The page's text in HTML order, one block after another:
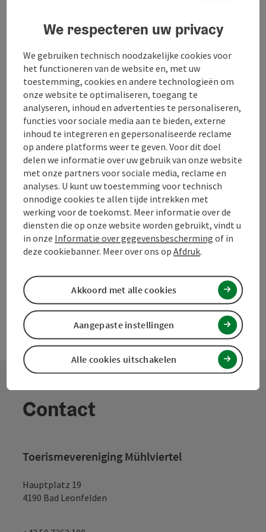
Ligging
Geschiktheid
Toegankelijkheid
Bijdrage aankruisen
Naar favorieten
PDF aanmaken
Bijdrage printen
In de buurt
Doe een suggestie
Contact
Toerismevereniging Mühlviertel
Hauptplatz 19
4190 Bad Leonfelden
We respecteren uw privacy
We gebruiken technisch noodzakelijke cookies voor
het functioneren van de website en, met uw
toestemming, cookies en andere technologieën om
onze website te optimaliseren, toegang te
analyseren, inhoud en advertenties te personaliseren,
functies voor sociale media aan te bieden, externe
inhoud te integreren en gepersonaliseerde reclame
op andere platforms weer te geven. Voor dit doel
delen we informatie over uw gebruik van onze website
met onze partners voor sociale media, reclame en
analyses. U kunt uw toestemming voor technisch
onnodige cookies te allen tijde intrekken met
werking voor de toekomst. Meer informatie over de
diensten die op onze website worden gebruikt, vindt u
in onze Informatie over gegevensbescherming of in
deze cookiebanner. Meer over ons opAfdruk.
Alle cookies uitschakelen
Aangepaste instellingen
Akkoord met alle cookies